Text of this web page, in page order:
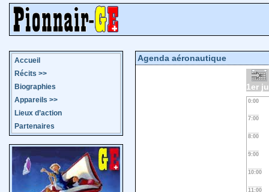
Accueil
Récits >>
Biographies
Appareils >>
Lieux d’action
Partenaires
Agenda aéronautique
1er
0:00
7:00
8:00
9:00
10:00
11:00